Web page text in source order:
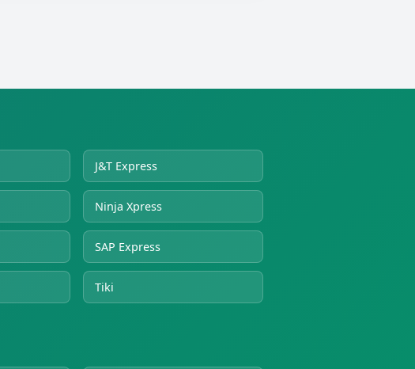
J&T Express
Ninja Xpress
SAP Express
Tiki